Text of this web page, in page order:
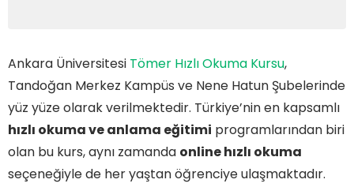
Ankara Üniversitesi Tömer Hızlı Okuma Kursu,
Tandoğan Merkez Kampüs ve Nene Hatun Şubelerinde
yüz yüze olarak verilmektedir. Türkiye’nin en kapsamlı
hızlı okuma ve anlama eğitimi programlarından biri
olan bu kurs, aynı zamanda online hızlı okuma
seçeneğiyle de her yaştan öğrenciye ulaşmaktadır.